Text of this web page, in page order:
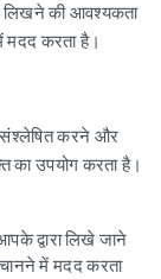
लिखने की आवश्यकता
मदद करता है।
संश्लेषित करने और
का उपयोग करता है।
द्वारा लिखे जाने
में मदद करता